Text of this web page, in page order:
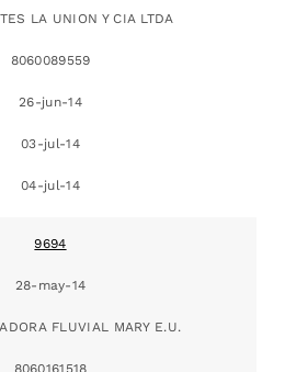
LA UNION Y CIA LTDA
8060089559
26-jun-14
03-jul-14
04-jul-14
9694
28-may-14
FLUVIAL MARY E.U.
8060161518